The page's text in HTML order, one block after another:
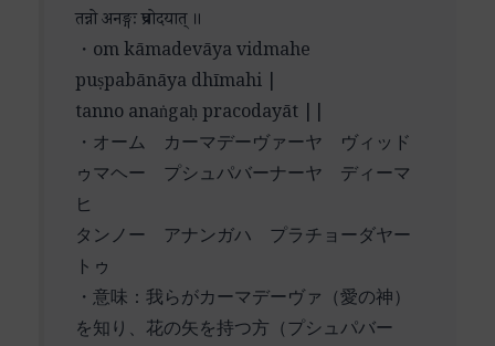
तन्नो अनङ्गः प्रचोदयात्‌ ॥
・om kāmadevāya vidmahe
puṣpabānāya dhīmahi |
tanno anaṅgaḥ pracodayāt ||
・オーム カーマデーヴァーヤ ヴィッド
ゥマヘー プシュパバーナーヤ ディーマ
ヒ
タンノー アナンガハ プラチョーダヤー
トゥ
・意味：我らがカーマデーヴァ（愛の神）
を知り、花の矢を持つ方（プシュパバー